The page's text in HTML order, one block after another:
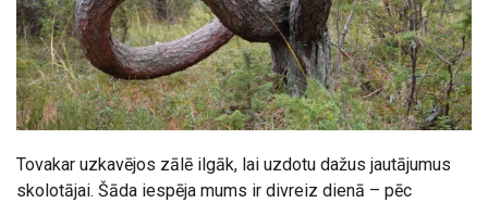
Tovakar uzkavējos zālē ilgāk, lai uzdotu dažus jautājumus
skolotājai. Šāda iespēja mums ir divreiz dienā – pēc